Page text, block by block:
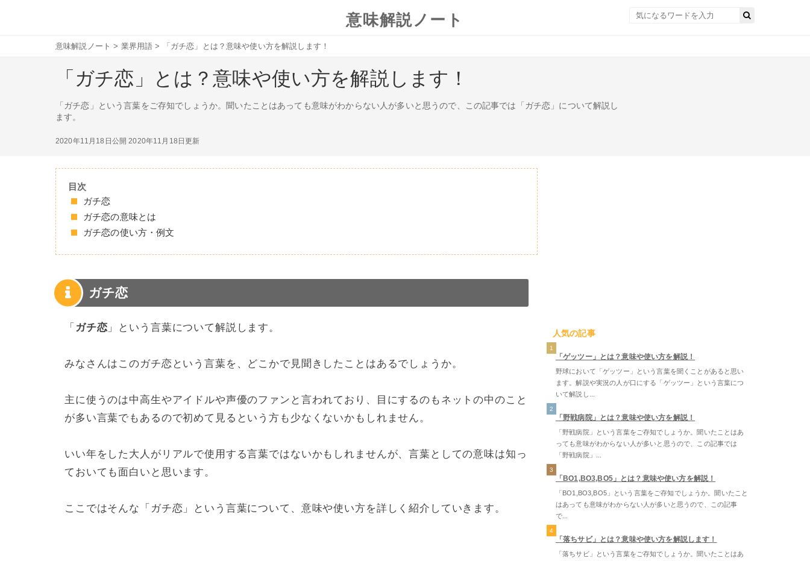
意味解説ノート
意味解説ノート > 業界用語 > 「ガチ恋」とは？意味や使い方を解説します！
「ガチ恋」とは？意味や使い方を解説します！
「ガチ恋」という言葉をご存知でしょうか。聞いたことはあっても意味がわからない人が多いと思うので、この記事では「ガチ恋」について解説し
ます。
2020年11月18日公開 2020年11月18日更新
目次
ガチ恋
ガチ恋の意味とは
ガチ恋の使い方・例文
ガチ恋
「 ガチ恋 」という言葉について解説します。
みなさんはこのガチ恋という言葉を、どこかで見聞きしたことはあるでしょうか。
主に使うのは中高生やアイドルや声優のファンと言われており、目にするのもネットの中のこと
が多い言葉でもあるので初めて見るという方も少なくないかもしれません。
いい年をした大人がリアルで使用する言葉ではないかもしれませんが、言葉としての意味は知っ
ておいても面白いと思います。
ここではそんな「ガチ恋」という言葉について、意味や使い方を詳しく紹介していきます。
人気の記事
1
「ゲッツー」とは？意味や使い方を解説！
野球において「ゲッツー」という言葉を聞くことがあると思い
ます。解説や実況の人が口にする「ゲッツー」という言葉につ
いて解説し...
2
「野戦病院」とは？意味や使い方を解説！
「野戦病院」という言葉をご存知でしょうか。聞いたことはあ
っても意味がわからない人が多いと思うので、この記事では
「野戦病院」...
3
「BO1,BO3,BO5」とは？意味や使い方を解説！
「BO1,BO3,BO5」という言葉をご存知でしょうか。聞いたこと
はあっても意味がわからない人が多いと思うので、この記事
で...
4
「落ちサビ」とは？意味や使い方を解説します！
「落ちサビ」という言葉をご存知でしょうか。聞いたことはあ